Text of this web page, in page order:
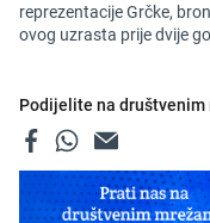
reprezentacije Grčke,
ovog uzrasta prije dvije
Podijelite na društvenim